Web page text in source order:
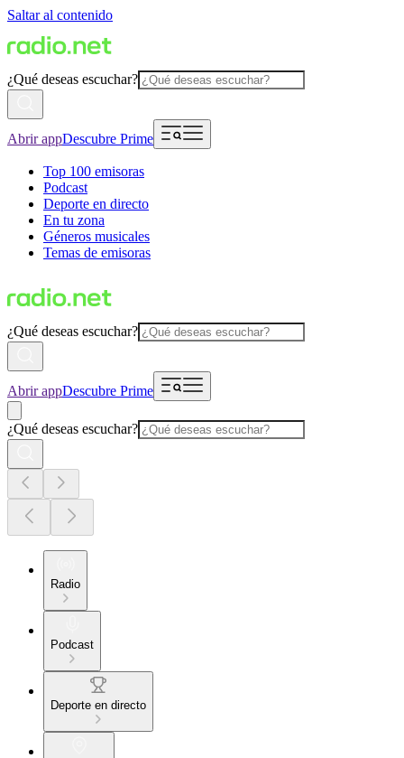
Saltar al contenido
¿Qué deseas escuchar?
Abrir appDescubre Prime
Top 100 emisoras
Podcast
Deporte en directo
En tu zona
Géneros musicales
Temas de emisoras
¿Qué deseas escuchar?
Abrir appDescubre Prime
¿Qué deseas escuchar?
Radio
Podcast
Deporte en directo